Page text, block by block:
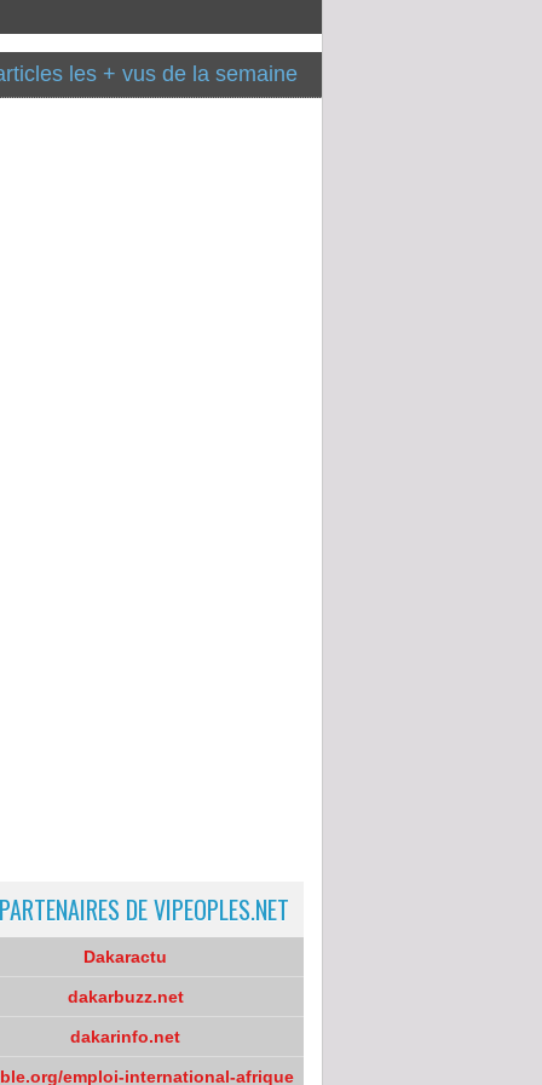
les + vus de la semaine
DE VIPEOPLES.NET
Dakaractu
dakarbuzz.net
dakarinfo.net
emploi-international-afrique